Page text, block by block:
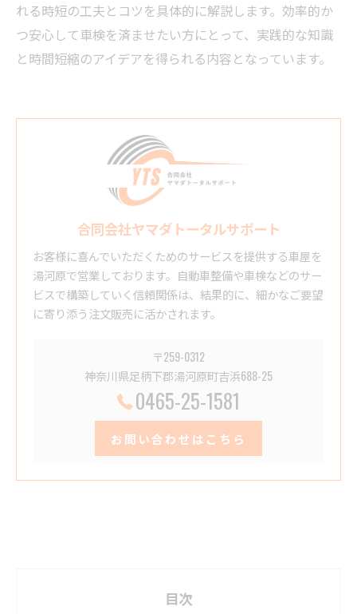
れる時短の工夫とコツを具体的に解説します。効率的か
つ安心して車検を済ませたい方にとって、実践的な知識
と時間短縮のアイデアを得られる内容となっています。
合同会社ヤマダトータルサポート
お客様に喜んでいただくためのサービスを提供する車屋を
湯河原で営業しております。自動車整備や車検などのサー
ビスで構築していく信頼関係は、結果的に、細かなご要望
に寄り添う注文販売に活かされます。
〒259-0312
神奈川県足柄下郡湯河原町吉浜688-25
0465-25-1581
お問い合わせはこちら
目次